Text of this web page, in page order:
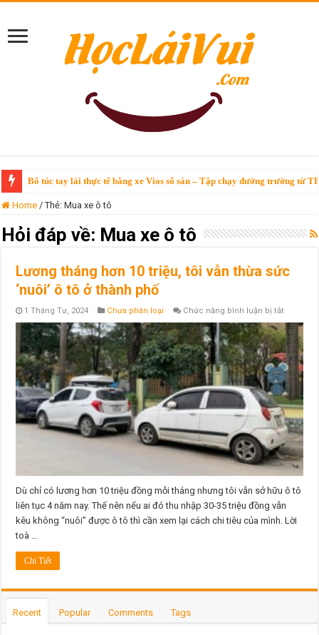
Bổ túc tay lái thực tế bằng xe Vios số sàn – Tập chạy đường trường từ
Home / Thẻ:Mua xe ô tô
Hỏi đáp về: Mua xe ô tô
Lương tháng hơn 10 triệu, tôi vẫn thừa sức
‘nuôi’ ô tô ở thành phố
1 Tháng Tư, 2024 Chưa phân loại Chức năng bình luận bị tắt
tháng
hơn
10
triệu,
tôi
vẫn
thừa
sức
‘nuôi’
ô
tô
ở
thành
phố
Dù chỉ có lương hơn 10 triệu đồng mỗi tháng nhưng tôi vẫn sở hữu ô tô
liên tục 4 năm nay. Thế nên nếu ai đó thu nhập 30-35 triệu đồng vẫn
kêu không “nuôi” được ô tô thì cần xem lại cách chi tiêu của mình. Lời
toà …
Chi Tiết
Recent Popular Comments Tags